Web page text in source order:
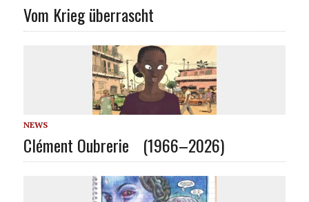
Vom Krieg überrascht
NEWS
Clément Oubrerie (1966–2026)